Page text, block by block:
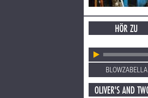
HÖR ZU
BLOWZABELLA